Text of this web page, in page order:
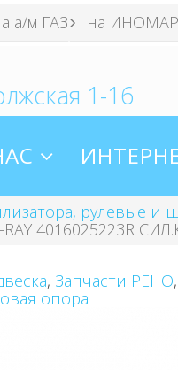
а/м ГАЗ на
1-16
рулевые
4016025223R
, Запчасти РЕНО,
опора